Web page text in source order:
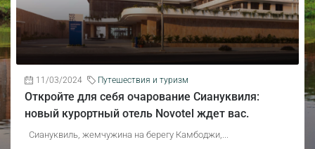
11/03/2024 Путешествия и туризм
Откройте для себя очарование Сиануквиля:
новый курортный отель Novotel ждет вас.
Сиануквиль, жемчужина на берегу Камбоджи,...